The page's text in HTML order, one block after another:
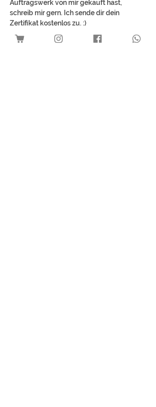
Auftragswerk von mir gekauft hast,
schreib mir gern. Ich sende dir dein
Zertifikat kostenlos zu. :)
Farben können eventuell leicht abweichen